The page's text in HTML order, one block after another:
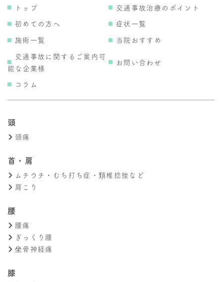
トップ
交通事故治療のポイント
初めての方へ
症状一覧
施術一覧
当院おすすめ
交通事故に関するご案内可
能な企業様
お問い合わせ
コラム
頭
頭痛
首・肩
ムチウチ・むち打ち症・頚椎捻挫など
肩こり
腰
腰痛
ぎっくり腰
坐骨神経痛
膝